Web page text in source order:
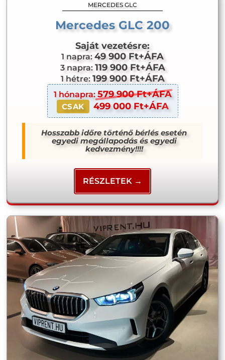
MERCEDES GLC
Mercedes GLC 200
Saját vezetésre:
1 napra: 49 900 Ft+ÁFA
3 napra: 119 900 Ft+ÁFA
1 hétre: 199 900 Ft+ÁFA
1 hónapra: 579 900 Ft+ÁFA
CSAK 499 000 Ft+ÁFA
Hosszabb időre történő bérlés esetén
egyedi megállapodás és egyedi
kedvezmény!!!!
RÉSZLETEK →